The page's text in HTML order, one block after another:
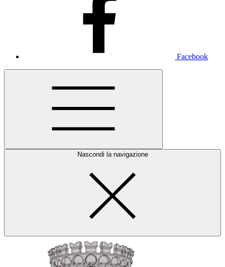
Facebook
Nascondi la navigazione